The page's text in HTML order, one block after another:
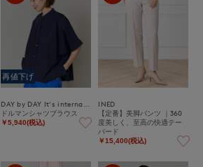
再値下げ
ドルマンシャツブラウス
￥5,940(税込)
INED
【定番】美脚パンツ ｜360
度美しく、至高の快適テー
パード
￥15,400(税込)